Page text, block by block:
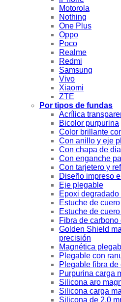
Motorola
Nothing
One Plus
Oppo
Poco
Realme
Redmi
Samsung
Vivo
Xiaomi
ZTE
Por tipos de fundas
Acrílica
Bicolor purpurina
Color brillante
Con anillo y eje
Con chapa de
Con enganche
Con tarjetero y
Diseño impreso
Eje plegable
Epoxi
Estuche de cuero
Estuche de
Fibra de
Golden Shield
precisión
Magnética
Plegable con
Plegable fibra de
Purpurina carga
Silicona aro
Silicona carga
Silicona de 2.0